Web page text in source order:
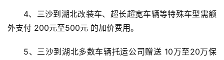
4、三沙到湖北改装车、超长超宽车辆等特殊车型需额
外支付 200元至500元 的加价费用。
5、三沙到湖北多数车辆托运公司赠送 10万至20万保